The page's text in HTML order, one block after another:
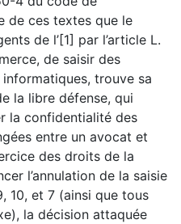
de ces textes que le
de l’[1] par l’article L.
de saisir des
trouve sa
la libre défense, qui
la confidentialité des
entre un avocat et
des droits de la
l’annulation de la saisie
10, et 7 (ainsi que tous
la décision attaquée